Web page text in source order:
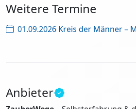
Weitere Termine
01.09.2026 Kreis der Männer –
Anbieter